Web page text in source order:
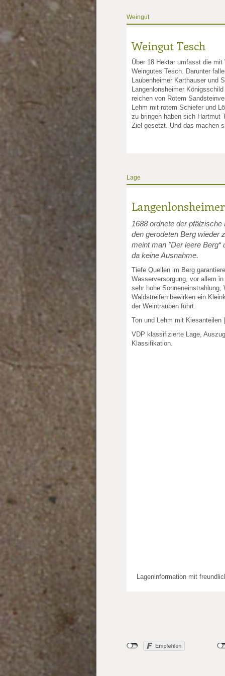
Weingut
Weingut Tesch
Über 18 Hektar umfasst die
Weingutes Tesch. Darunter
Laubenheimer Karthauser und
Langenlonsheimer
reichen von Rotem
Lehm mit rotem Schiefer und
zu bringen haben sich Hartmut
Ziel gesetzt. Und das machen
Lage
1688 ordnete der
den gerodeten Berg wieder
meint man "Der leere
da keine Ausnahme.
Tiefe Quellen im Berg
Wasserversorgung, vor allem
sehr hohe Sonneneinstrahlung,
Waldstreifen bewirken ein
der Weintrauben führt.
Ton und Lehm mit Kiesanteilen
VDP klassifizierte Lage,
Klassifikation.
Lageninformation mit